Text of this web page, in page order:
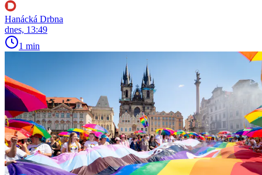
Hanácká Drbna
dnes, 13:49
1 min